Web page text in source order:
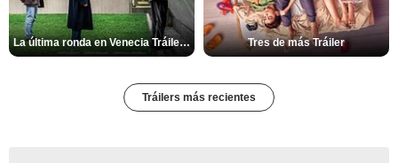
La última ronda en Venecia Tráiler VOSE Tres de más Tráiler
Tráilers más recientes